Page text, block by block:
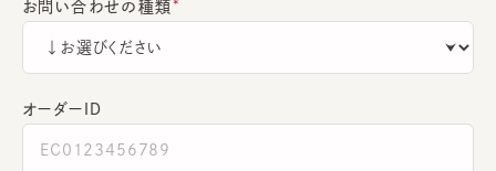
お問い合わせの種類
オーダーＩＤ